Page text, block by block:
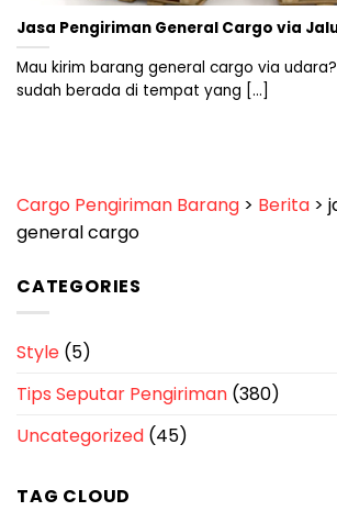
Jasa Pengiriman General Cargo via
Mau kirim barang general cargo via
sudah berada di tempat yang [...]
Cargo Pengiriman Barang > Berita >
general cargo
CATEGORIES
Style (5)
Tips Seputar Pengiriman (380)
Uncategorized (45)
TAG CLOUD